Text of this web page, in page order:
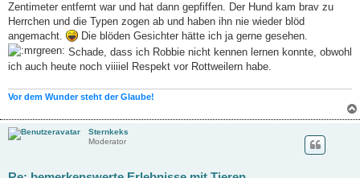
Zentimeter entfernt war und hat dann gepfiffen. Der Hund kam brav zu
Herrchen und die Typen zogen ab und haben ihn nie wieder blöd
angemacht.
Die blöden Gesichter hätte ich ja gerne gesehen.
Schade, dass ich Robbie nicht kennen lernen konnte, obwohl
ich auch heute noch viiiiel Respekt vor Rottweilern habe.
Vor dem Wunder steht der Glaube!
Sternkeks
Moderator